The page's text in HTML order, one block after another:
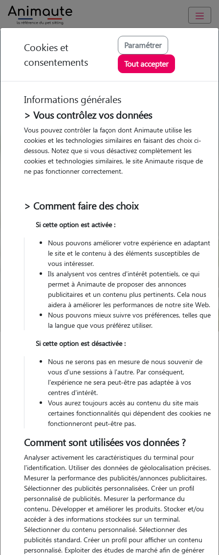
GARDE ANIMAUX à Roquefort-les-Pins : Garde chien et chat
en famille ou à domicile, visites et promenades
Trouvez une garde animaux à
Roquefort-les-Pins
Parmi nos 6 pet-sitters à
Roquefort-les-Pins
Pour quel animal ?
Trouver mon Pet Sitter
Alpes-Maritimes
Roquefort-les-Pins
Nos promeneurs et familles d'accueil
à Roquefort-les-Pins (06330)
Cookies et
consentements
Paramétrer
Tout accepter
Informations générales
> Vous contrôlez vos données
Vous pouvez contrôler la façon dont Animaute utilise les
cookies et les technologies similaires en faisant des choix ci-
dessous. Notez que si vous désactivez complètement les
cookies et technologies similaires, le site Animaute risque de
ne pas fonctionner correctement.
> Comment faire des choix
Si cette option est activée :
Nous pouvons améliorer votre expérience en adaptant
le site et le contenu à des éléments susceptibles de
vous intéresser.
Ils analysent vos centres d'intérêt potentiels, ce qui
permet à Animaute de proposer des annonces
publicitaires et un contenu plus pertinents. Cela nous
aidera à améliorer les performances de notre site Web.
Nous pouvons mieux suivre vos préférences, telles que
la langue que vous préférez utiliser.
Si cette option est désactivée :
Nous ne serons pas en mesure de nous souvenir de
vous d'une sessions à l'autre. Par conséquent,
l'expérience ne sera peut-être pas adaptée à vos
centres d'intérêt.
Vous aurez toujours accès au contenu du site mais
certaines fonctionnalités qui dépendent des cookies ne
fonctionneront peut-être pas.
Comment sont utilisées vos données ?
Analyser activement les caractéristiques du terminal pour
l'identification. Utiliser des données de géolocalisation précises.
Mesurer la performance des publicités/annonces publicitaires.
Sélectionner des publicités personnalisées. Créer un profil
personnalisé de publicités. Mesurer la performance du
contenu. Développer et améliorer les produits. Stocker et/ou
accéder à des informations stockées sur un terminal.
Sélectionner du contenu personnalisé. Sélectionner des
publicités standard. Créer un profil pour afficher un contenu
personnalisé. Exploiter des études de marché afin de générer